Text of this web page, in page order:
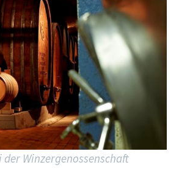
Winzergenossenschaft